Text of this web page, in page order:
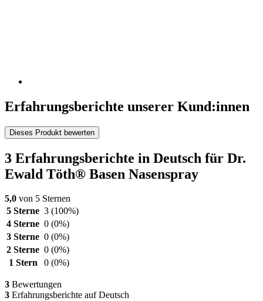
Erfahrungsberichte unserer Kund:innen
Dieses Produkt bewerten
3 Erfahrungsberichte in Deutsch für Dr.
Ewald Töth® Basen Nasenspray
5,0 von 5 Sternen
5 Sterne 3 (100%)
4 Sterne 0 (0%)
3 Sterne 0 (0%)
2 Sterne 0 (0%)
1 Stern
0 (0%)
3 Bewertungen
3 Erfahrungsberichte auf Deutsch